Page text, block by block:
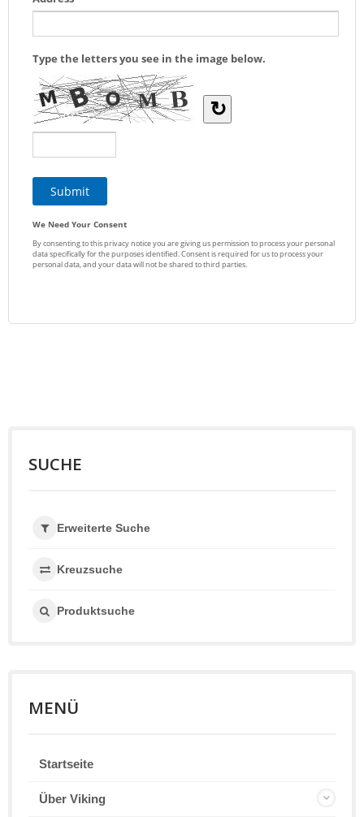
SUCHE
Erweiterte Suche
Kreuzsuche
Produktsuche
MENÜ
Startseite
Über Viking